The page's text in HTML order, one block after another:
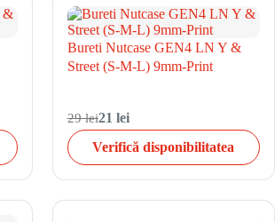
Bureti Nutcase GEN4 LN Y &
Street (S-M-L) 9mm-Print
29 lei21 lei
Verifică disponibilitatea